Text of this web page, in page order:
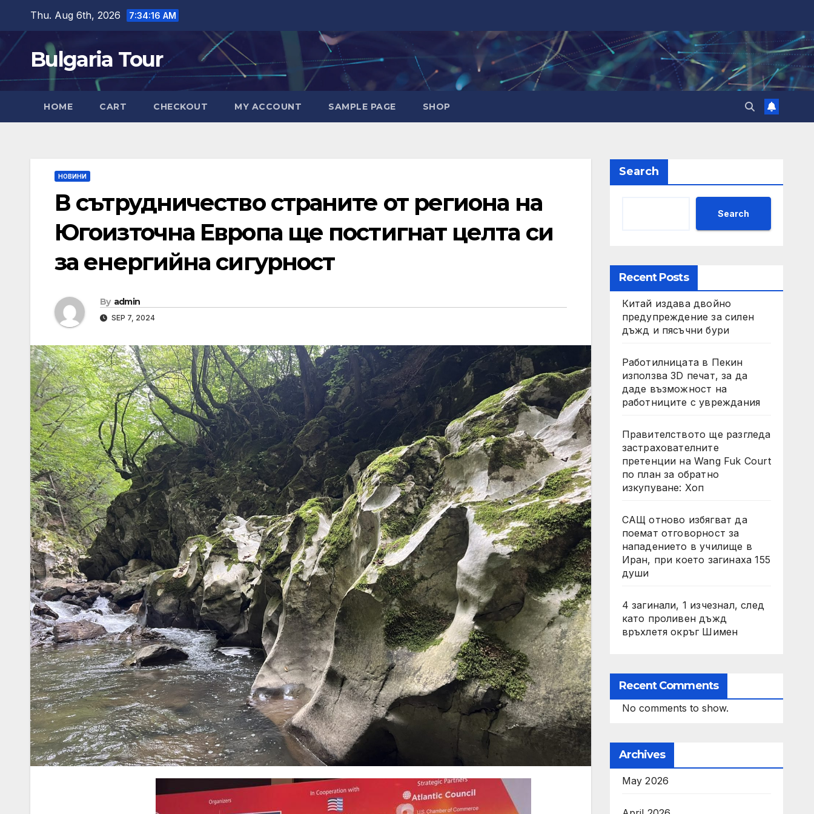
content
Thu. Aug 6th, 2026 7:34:18 AM
Bulgaria Tour
HOME CART CHECKOUT MY ACCOUNT SAMPLE PAGE SHOP
НОВИНИ
В сътрудничество страните от региона на
Югоизточна Европа ще постигнат целта си
за енергийна сигурност
By admin
SEP 7, 2024
Search
Search
Recent Posts
Китай издава двойно
предупреждение за силен
дъжд и пясъчни бури
Работилницата в Пекин
използва 3D печат, за да
даде възможност на
работниците с увреждания
Правителството ще разгледа
застрахователните
претенции на Wang Fuk Court
по план за обратно
изкупуване: Хоп
САЩ отново избягват да
поемат отговорност за
нападението в училище в
Иран, при което загинаха 155
души
4 загинали, 1 изчезнал, след
като проливен дъжд
връхлетя окръг Шимен
Recent Comments
No comments to show.
Archives
May 2026